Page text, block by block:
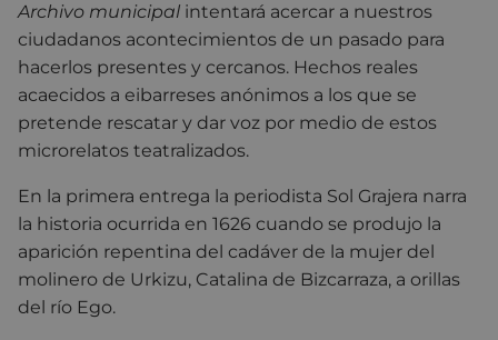
Archivo municipal intentará acercar a nuestros
ciudadanos acontecimientos de un pasado para
hacerlos presentes y cercanos. Hechos reales
acaecidos a eibarreses anónimos a los que se
pretende rescatar y dar voz por medio de estos
microrelatos teatralizados.
En la primera entrega la periodista Sol Grajera narra
la historia ocurrida en 1626 cuando se produjo la
aparición repentina del cadáver de la mujer del
molinero de Urkizu, Catalina de Bizcarraza, a orillas
del río Ego.